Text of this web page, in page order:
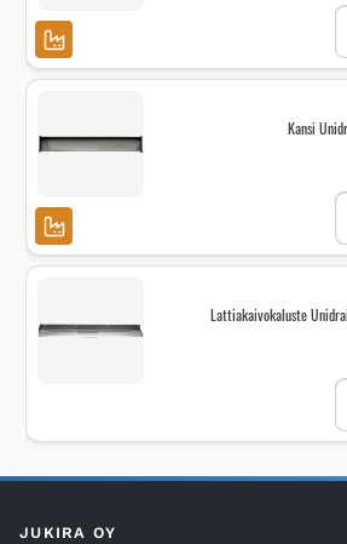
Ø
Kansi
Lattiakaivokaluste
2
JUKIRA OY